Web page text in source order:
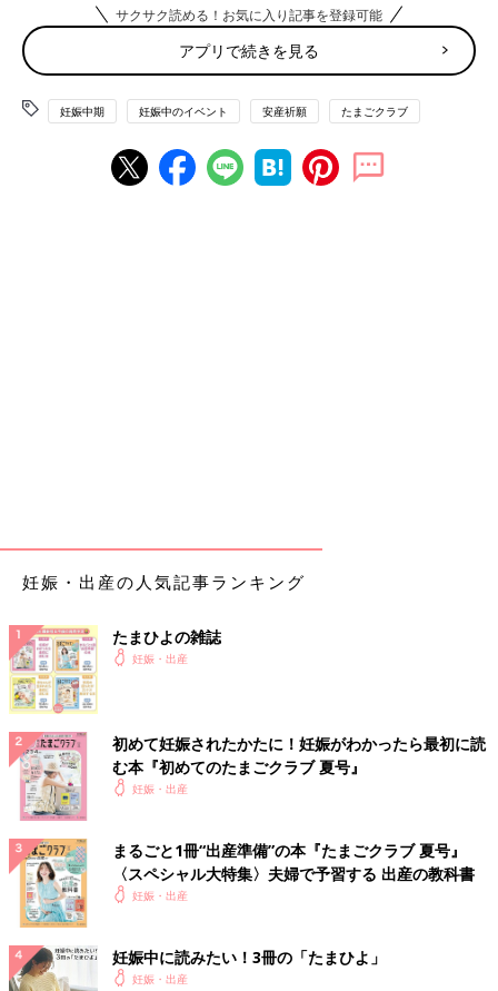
「戌の日の帯祝い」、せっかくなら「戌の日」にお参りしたい！
という妊婦さんがやはり多く、たまひよ調べでは、お参りした妊
婦さんのうち、約半数が戌の日に参拝。月に２～３回しかない戌
っています。さらに土日祝日に重なると、余計大変なことに！
ことが多いもの。なるべく混雑を避けたり、体調をくずさないた
めの準備を万全にするなどして、かしこくお参りをしたいです
れでお礼参りに行くことを考えたら、近くの神社で安産祈願する
のもよかったかな、と思いました」（産後３カ月）
「とくに戌の日は待ち時間が長くなりがち。時季によっては、ご
祈祷までの待ち時間に寒いこともあるので、防寒の用意を。逆に
暑い時季には、はおるものがあったほうがいいと思います」（産
後９カ月）
「安産祈願自体は意外とすぐに終わってしまうので、家族と行く
場合は、食事と組み合わせるといいかも。戌の日は寺社の周辺の
飲食店は混雑するので、前もって食事の場所も考えておくと◎」
（産後３カ月）
戌の日の帯祝いは、厳粛な雰囲気の中で親になる意識を新たにで
きる風習として、現代の妊婦さんたちにも大切に受け継がれてい
ます。よりよい１日にするために、体調優先で、無理のないスケ
ジュールで参拝したいですね。（文・たまごクラブ編集部）
■参考／ 『初めてのたまごクラブ』2017年秋号
サクサク読める！お気に入り記事を登録可能
アプリで続きを見る
妊娠中期 妊娠中のイベント 安産祈願 たまごクラブ
妊娠・出産の人気記事ランキング
たまひよの雑誌
妊娠・出産
初めて妊娠されたかたに！妊娠がわかったら最初に読
む本『初めてのたまごクラブ 夏号』
妊娠・出産
まるごと1冊“出産準備”の本『たまごクラブ 夏号』
〈スペシャル大特集〉夫婦で予習する 出産の教科書
妊娠・出産
妊娠中に読みたい！3冊の「たまひよ」
妊娠・出産